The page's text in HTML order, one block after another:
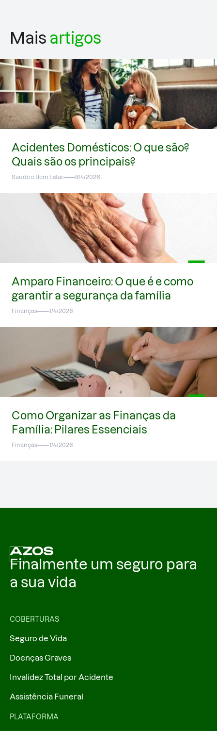
Mais artigos
Acidentes Domésticos: O que são?
Quais são os principais?
Saúde e Bem Estar 8/4/2026
Amparo Financeiro: O que é e como
garantir a segurança da família
Finanças 1/4/2026
Como Organizar as Finanças da
Família: Pilares Essenciais
Finanças 1/4/2026
Finalmente um seguro para
a sua vida
COBERTURAS
Seguro de Vida
Doenças Graves
Invalidez Total por Acidente
Assistência Funeral
PLATAFORMA